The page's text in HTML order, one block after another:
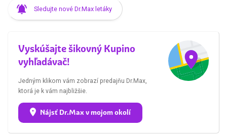
Sledujte nové Dr.Max letáky
Vyskúšajte šikovný Kupino
vyhľadávač!
Jedným klikom vám zobrazí predajňu Dr.Max,
ktorá je k vám najbližšie.
Nájsť Dr.Max v mojom okolí